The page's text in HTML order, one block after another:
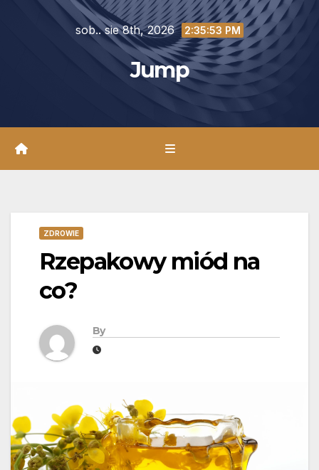
sob.. sie 8th, 2026 2:35:55 PM
Jump
ZDROWIE
Rzepakowy miód na
co?
By